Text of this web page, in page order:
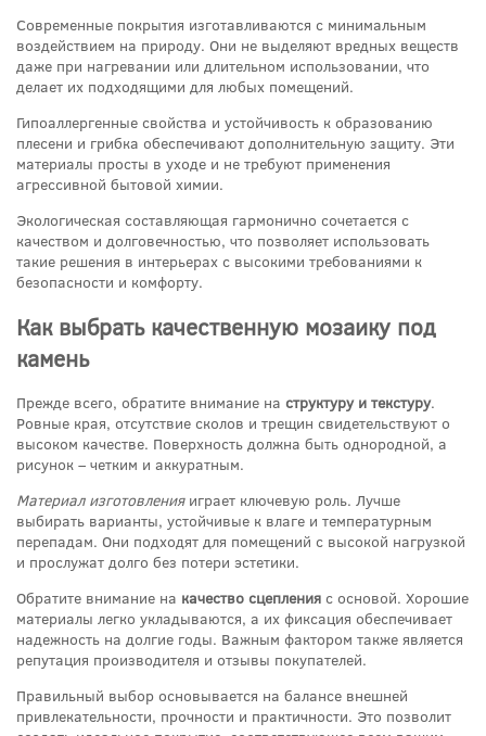
Современные покрытия изготавливаются с минимальным
воздействием на природу. Они не выделяют вредных веществ
даже при нагревании или длительном использовании, что
делает их подходящими для любых помещений.
Гипоаллергенные свойства и устойчивость к образованию
плесени и грибка обеспечивают дополнительную защиту. Эти
материалы просты в уходе и не требуют применения
агрессивной бытовой химии.
Экологическая составляющая гармонично сочетается с
качеством и долговечностью, что позволяет использовать
такие решения в интерьерах с высокими требованиями к
безопасности и комфорту.
Как выбрать качественную мозаику под
камень
Прежде всего, обратите внимание на структуру и текстуру.
Ровные края, отсутствие сколов и трещин свидетельствуют о
высоком качестве. Поверхность должна быть однородной, а
рисунок – четким и аккуратным.
Материал изготовленияиграет ключевую роль. Лучше
выбирать варианты, устойчивые к влаге и температурным
перепадам. Они подходят для помещений с высокой нагрузкой
и прослужат долго без потери эстетики.
Обратите внимание на качество сцепления с основой. Хорошие
материалы легко укладываются, а их фиксация обеспечивает
надежность на долгие годы. Важным фактором также является
репутация производителя и отзывы покупателей.
Правильный выбор основывается на балансе внешней
привлекательности, прочности и практичности. Это позволит